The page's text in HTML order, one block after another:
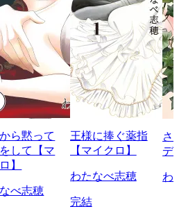
ら黙って
して【マ
】
べ志穂
王様に捧ぐ薬指
【マイクロ】
わたなべ志穂
完結
さ
デ
わ